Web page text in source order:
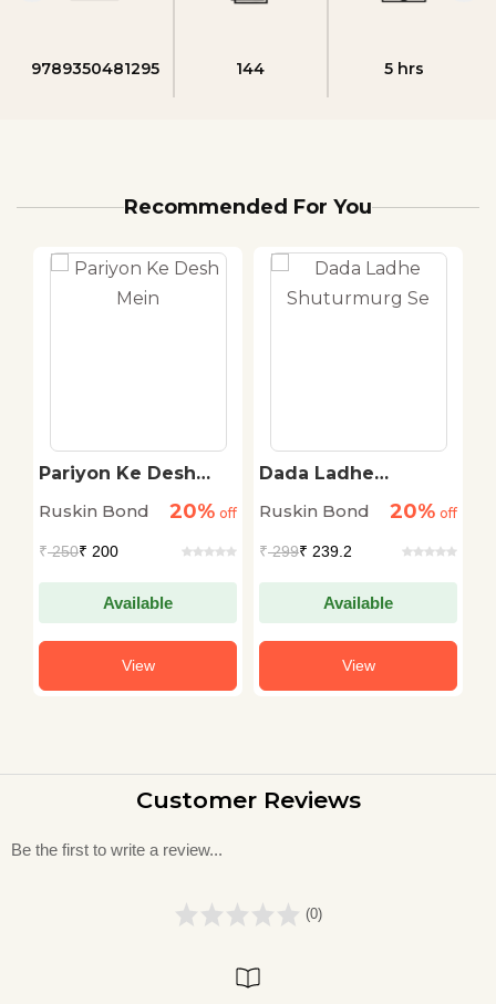
9789350481295 144 5 hrs
Recommended For You
Pariyon Ke Desh
Ruskin Bond
20% off
₹250₹ 200
Available
View
Dada Ladhe
Ruskin Bond
20% off
₹299₹ 239.2
Available
View
Customer Reviews
Be the first to write a review...
(0)